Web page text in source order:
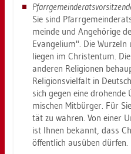
Sie sind
mein­de und An­ge­hö­ri­ge
Evan­ge­li­um". Die
lie­gen im Chris­ten­tum.
an­de­ren Re­li­gio­nen
Re­li­gi­ons­viel­falt in
sich gegen eine
mi­schen Mit­bür­ger. Für
tät zu wah­ren. Von einer
ist Ihnen be­kannt, dass
öf­fent­lich aus­üben dür­fen.